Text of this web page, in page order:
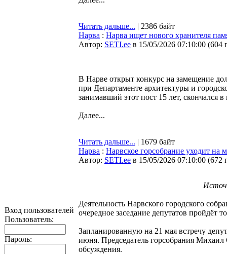
Вход пользователей
Пользователь:
Пароль:
Читать дальше... | 2386 байт
Нарва : Нарва ищет нового хранителя
Автор: SETI.ee в 15/05/2026 07:10:00 (604
В Нарве открыт конкурс на замещение
при Департаменте архитектуры и
занимавший этот пост 15 лет, скончался в
Далее...
Читать дальше... | 1679 байт
Нарва : Нарвское горсобрание уходит на
Автор: SETI.ee в 15/05/2026 07:10:00 (672
Деятельность Нарвского городского
очередное заседание депутатов пройдёт
Запланированную на 21 мая встречу
июня. Председатель горсобрания Михаил
обсуждения.